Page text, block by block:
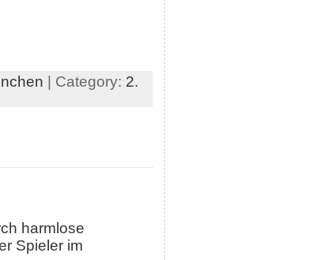
| Category: 2.
harmlose
Spieler im